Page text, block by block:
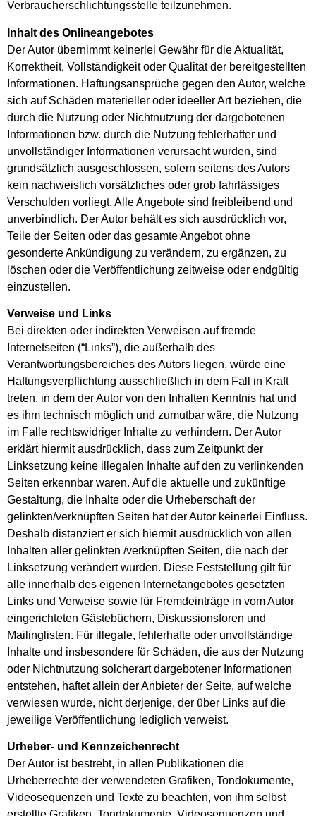
Verbraucherschlichtungsstelle teilzunehmen.
Inhalt des Onlineangebotes
Der Autor übernimmt keinerlei Gewähr für die Aktualität,
Korrektheit, Vollständigkeit oder Qualität der bereitgestellten
Informationen. Haftungsansprüche gegen den Autor, welche
sich auf Schäden materieller oder ideeller Art beziehen, die
durch die Nutzung oder Nichtnutzung der dargebotenen
Informationen bzw. durch die Nutzung fehlerhafter und
unvollständiger Informationen verursacht wurden, sind
grundsätzlich ausgeschlossen, sofern seitens des Autors
kein nachweislich vorsätzliches oder grob fahrlässiges
Verschulden vorliegt. Alle Angebote sind freibleibend und
unverbindlich. Der Autor behält es sich ausdrücklich vor,
Teile der Seiten oder das gesamte Angebot ohne
gesonderte Ankündigung zu verändern, zu ergänzen, zu
löschen oder die Veröffentlichung zeitweise oder endgültig
einzustellen.
Verweise und Links
Bei direkten oder indirekten Verweisen auf fremde
Internetseiten (“Links”), die außerhalb des
Verantwortungsbereiches des Autors liegen, würde eine
Haftungsverpflichtung ausschließlich in dem Fall in Kraft
treten, in dem der Autor von den Inhalten Kenntnis hat und
es ihm technisch möglich und zumutbar wäre, die Nutzung
im Falle rechtswidriger Inhalte zu verhindern. Der Autor
erklärt hiermit ausdrücklich, dass zum Zeitpunkt der
Linksetzung keine illegalen Inhalte auf den zu verlinkenden
Seiten erkennbar waren. Auf die aktuelle und zukünftige
Gestaltung, die Inhalte oder die Urheberschaft der
gelinkten/verknüpften Seiten hat der Autor keinerlei Einfluss.
Deshalb distanziert er sich hiermit ausdrücklich von allen
Inhalten aller gelinkten /verknüpften Seiten, die nach der
Linksetzung verändert wurden. Diese Feststellung gilt für
alle innerhalb des eigenen Internetangebotes gesetzten
Links und Verweise sowie für Fremdeinträge in vom Autor
eingerichteten Gästebüchern, Diskussionsforen und
Mailinglisten. Für illegale, fehlerhafte oder unvollständige
Inhalte und insbesondere für Schäden, die aus der Nutzung
oder Nichtnutzung solcherart dargebotener Informationen
entstehen, haftet allein der Anbieter der Seite, auf welche
verwiesen wurde, nicht derjenige, der über Links auf die
jeweilige Veröffentlichung lediglich verweist.
Urheber- und Kennzeichenrecht
Der Autor ist bestrebt, in allen Publikationen die
Urheberrechte der verwendeten Grafiken, Tondokumente,
Videosequenzen und Texte zu beachten, von ihm selbst